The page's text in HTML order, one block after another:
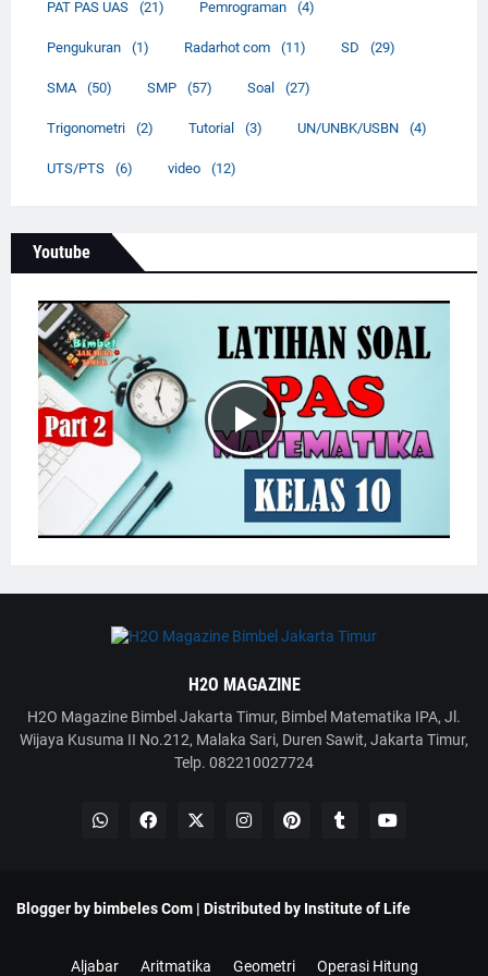
PAT PAS UAS (21) Pemrograman (4)
Pengukuran (1) Radarhot com (11) SD (29)
SMA (50) SMP (57) Soal (27)
Trigonometri (2) Tutorial (3) UN/UNBK/USBN (4)
UTS/PTS (6) video (12)
Youtube
H2O MAGAZINE
H2O Magazine Bimbel Jakarta Timur, Bimbel Matematika IPA, Jl.
Wijaya Kusuma II No.212, Malaka Sari, Duren Sawit, Jakarta Timur,
Telp. 082210027724
Blogger by bimbeles Com | Distributed by Institute of Life
Aljabar Aritmatika Geometri Operasi Hitung